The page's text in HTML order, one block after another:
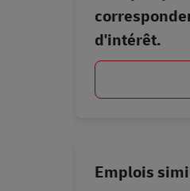
d'intérêt.
Emplois